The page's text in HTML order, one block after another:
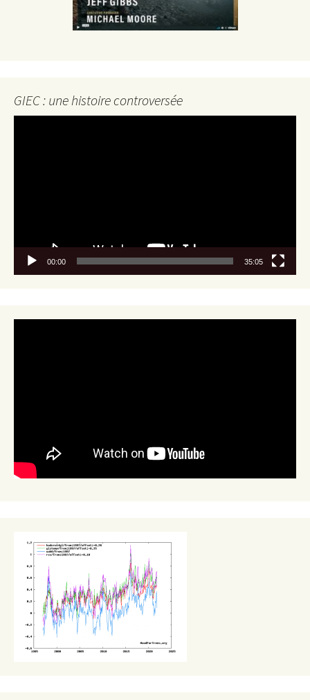
GIEC : une histoire controversée
00:00 35:05